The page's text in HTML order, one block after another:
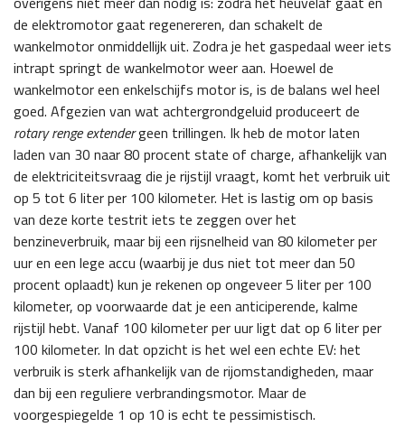
de elektromotor gaat regenereren, dan schakelt de
wankelmotor onmiddellijk uit. Zodra je het gaspedaal weer iets
intrapt springt de wankelmotor weer aan. Hoewel de
wankelmotor een enkelschijfs motor is, is de balans wel heel
goed. Afgezien van wat achtergrondgeluid produceert de
rotary renge extendergeen trillingen. Ik heb de motor laten
laden van 30 naar 80 procent state of charge, afhankelijk van
de elektriciteitsvraag die je rijstijl vraagt, komt het verbruik uit
op 5 tot 6 liter per 100 kilometer. Het is lastig om op basis
van deze korte testrit iets te zeggen over het
benzineverbruik, maar bij een rijsnelheid van 80 kilometer per
uur en een lege accu (waarbij je dus niet tot meer dan 50
procent oplaadt) kun je rekenen op ongeveer 5 liter per 100
kilometer, op voorwaarde dat je een anticiperende, kalme
rijstijl hebt. Vanaf 100 kilometer per uur ligt dat op 6 liter per
100 kilometer. In dat opzicht is het wel een echte EV: het
verbruik is sterk afhankelijk van de rijomstandigheden, maar
dan bij een reguliere verbrandingsmotor. Maar de
voorgespiegelde 1 op 10 is echt te pessimistisch.